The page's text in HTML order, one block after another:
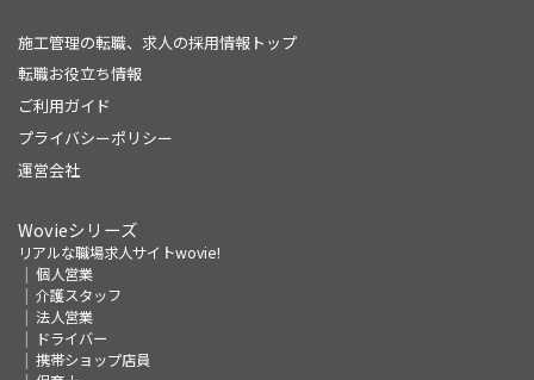
施工管理の転職、求人の採用情報トップ
転職お役立ち情報
ご利用ガイド
プライバシーポリシー
運営会社
Wovieシリーズ
リアルな職場求人サイトwovie!
個人営業
介護スタッフ
法人営業
ドライバー
携帯ショップ店員